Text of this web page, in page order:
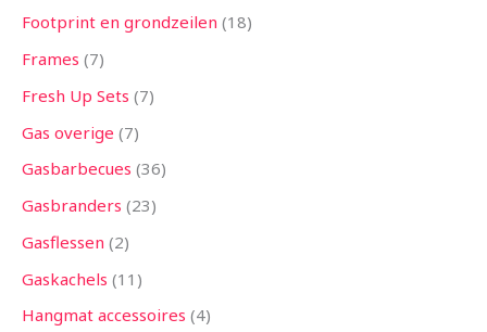
Footprint en grondzeilen 18
Frames 7
Fresh Up Sets 7
Gas overige 7
Gasbarbecues 36
Gasbranders 23
Gasflessen 2
Gaskachels 11
Hangmat accessoires 4